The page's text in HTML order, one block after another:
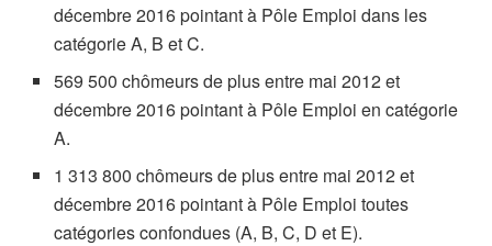
décembre 2016 pointant à Pôle Emploi dans les
catégorie A, B et C.
569 500 chômeurs de plus entre mai 2012 et
décembre 2016 pointant à Pôle Emploi en catégorie
A.
1 313 800 chômeurs de plus entre mai 2012 et
décembre 2016 pointant à Pôle Emploi toutes
catégories confondues (A, B, C, D et E).